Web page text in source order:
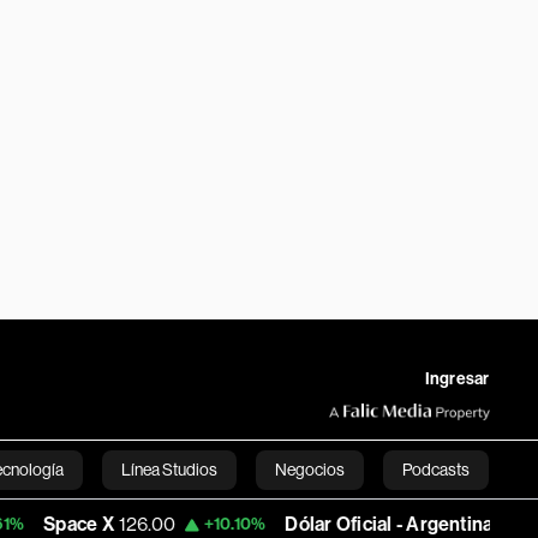
Ingresar
Línea Studios Negocios Podcasts
English
X 126.00 +10.10% Dólar Oficial - Argentina 1,495.9529